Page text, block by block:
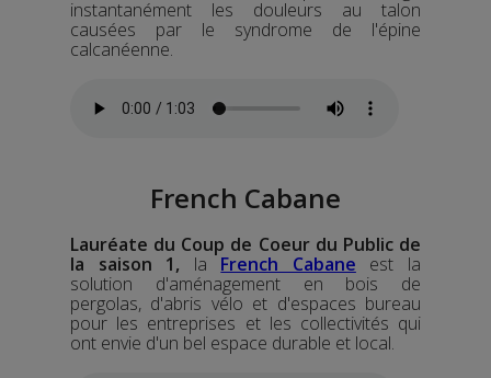
instantanément les douleurs au talon
causées par le syndrome de l'épine
calcanéenne.
French Cabane
Lauréate du Coup de Coeur du Public de
la saison 1, laFrench Cabane est la
solution d'aménagement en bois de
pergolas, d'abris vélo et d'espaces bureau
pour les entreprises et les collectivités qui
ont envie d'un bel espace durable et local.